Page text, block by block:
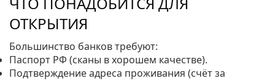
ОТКРЫТИЯ
Большинство банков требуют:
Паспорт РФ (сканы в хорошем качестве).
Подтверждение адреса проживания (счёт за